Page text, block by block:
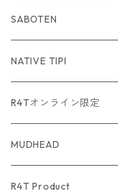
SABOTEN
USA Fabric series数量
NATIVE TIPI
R4Tオンライン限定
MUDHEAD
R4T Product